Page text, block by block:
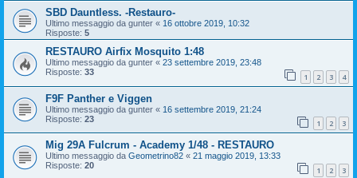
SBD Dauntless. -Restauro-
Ultimo messaggio da gunter « 16 ottobre 2019, 10:32
Risposte: 5
RESTAURO Airfix Mosquito 1:48
Ultimo messaggio da gunter « 23 settembre 2019, 23:48
Risposte: 33 1 2 3 4
F9F Panther e Viggen
Ultimo messaggio da gunter « 16 settembre 2019, 21:24
Risposte: 23 1 2 3
Mig 29A Fulcrum - Academy 1/48 - RESTAURO
Ultimo messaggio da Geometrino82 « 21 maggio 2019, 13:33
Risposte: 20 1 2 3